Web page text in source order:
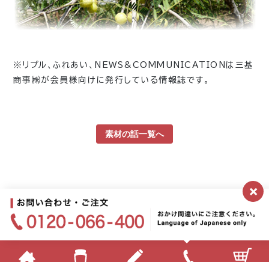
※リプル、ふれあい、NEWS&COMMUNICATIONは三基
商事㈱が会員様向けに発行している情報誌です。
素材の話一覧へ
×